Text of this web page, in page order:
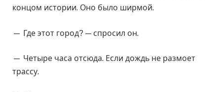
концом истории. Оно было ширмой.
— Где этот город? — спросил он.
— Четыре часа отсюда. Если дождь не размоет
трассу.